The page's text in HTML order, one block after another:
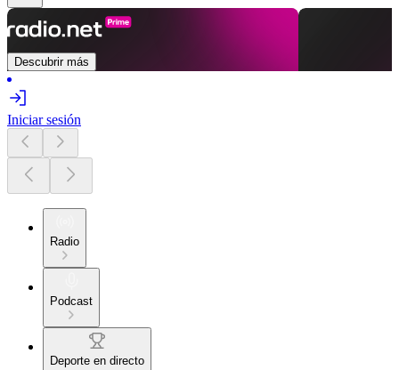
Descubrir más
Iniciar sesión
Radio
Podcast
Deporte en directo